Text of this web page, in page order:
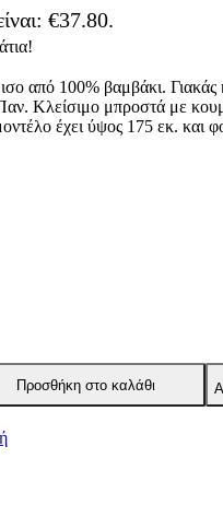
€37.80.
από 100% βαμβάκι. Γιακάς
Κλείσιμο μπροστά με
έχει ύψος 175 εκ. και
Προσθήκη στο καλάθι